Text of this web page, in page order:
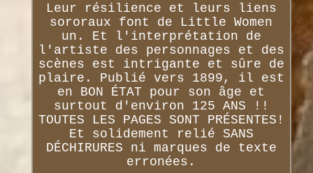
Leur résilience et leurs liens
sororaux font de Little Women
un. Et l'interprétation de
l'artiste des personnages et des
scènes est intrigante et sûre de
plaire. Publié vers 1899, il est
en BON ÉTAT pour son âge et
surtout d'environ 125 ANS !!
TOUTES LES PAGES SONT PRÉSENTES!
Et solidement relié SANS
DÉCHIRURES ni marques de texte
erronées.